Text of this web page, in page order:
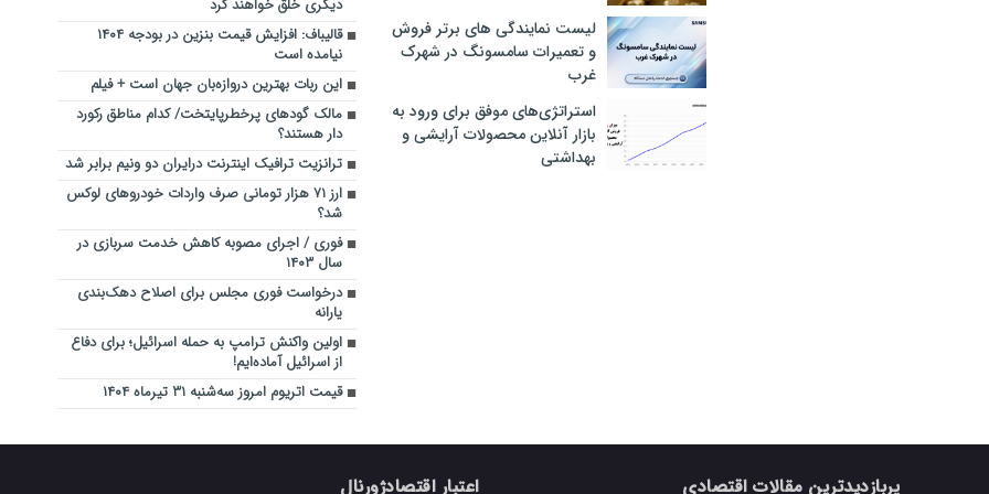
لیست نمایندگی های برتر فروش
و تعمیرات سامسونگ در شهرک
غرب
استراتژی‌های موفق برای ورود به
بازار آنلاین محصولات آرایشی و
بهداشتی
دیگری خلق خواهند کرد
قالیباف: افزایش قیمت بنزین در بودجه ۱۴۰۴
نیامده است
این ربات بهترین دروازه‌بان جهان است + فیلم
مالک گودهای پرخطرپایتخت/ کدام مناطق رکورد
دار هستند؟
ترانزیت ترافیک اینترنت درایران دو ونیم برابر شد
ارز ۷۱ هزار تومانی صرف واردات خودروهای لوکس
شد؟
فوری / اجرای مصوبه کاهش خدمت سربازی در
سال ۱۴۰۳
درخواست فوری مجلس برای اصلاح دهک‌بندی
یارانه
اولین واکنش ترامپ به حمله اسرائیل؛ برای دفاع
از اسرائیل آماده‌ایم!
قیمت اتریوم امروز سه‌شنبه ۳۱ تیرماه ۱۴۰۴
پربازدیدترین مقالات اقتصادی اعتبار اقتصادژورنال